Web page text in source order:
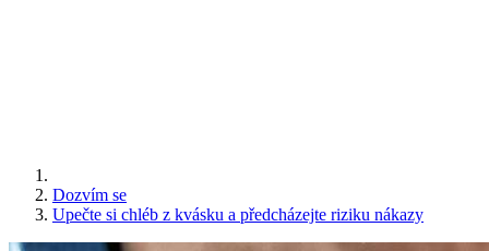
Dozvím se
Upečte si chléb z kvásku a předcházejte riziku nákazy